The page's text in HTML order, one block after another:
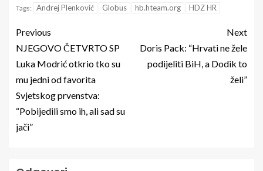
Tags: Andrej Plenković Globus hb.hteam.org HDZ HR
Previous
NJEGOVO ČETVRTO SP
Luka Modrić otkrio tko su
mu jedni od favorita
Svjetskog prvenstva:
“Pobijedili smo ih, ali sad su
jači”
Next
Doris Pack: “Hrvati ne žele
podijeliti BiH, a Dodik to
želi”